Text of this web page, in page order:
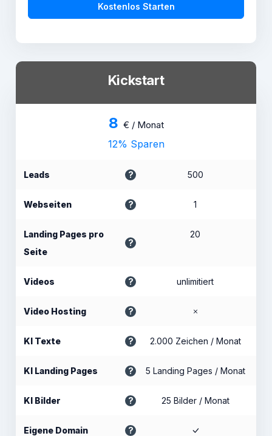
Kostenlos Starten
Kickstart
8 € / Monat
12% Sparen
Leads 500
Webseiten 1
Landing Pages pro
Seite
20
Videos unlimitiert
Video Hosting
KI Texte 2.000 Zeichen / Monat
KI Landing Pages 5 Landing Pages / Monat
KI Bilder 25 Bilder / Monat
Eigene Domain